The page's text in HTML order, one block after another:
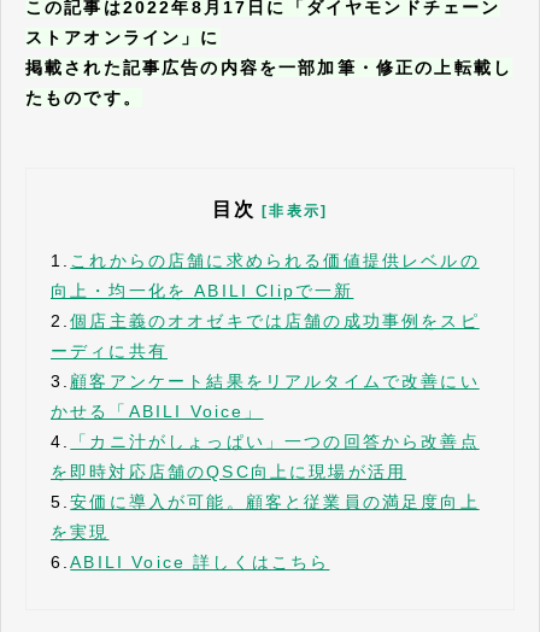
この記事は2022年8月17日に「ダイヤモンドチェーン
ストアオンライン」に
掲載された記事広告の内容を一部加筆・修正の上転載し
たものです。
目次 [非表示]
1.
これからの店舗に求められる価値提供レベルの
向上・均一化を ABILI Clipで一新
2.個店主義のオオゼキでは店舗の成功事例をスピ
ーディに共有
3. 顧客アンケート結果をリアルタイムで改善にい
かせる「ABILI Voice」
4.
「カニ汁がしょっぱい」一つの回答から改善点
を即時対応店舗のQSC向上に現場が活用
5.安価に導入が可能。顧客と従業員の満足度向上
を実現
6.ABILI Voice 詳しくはこちら